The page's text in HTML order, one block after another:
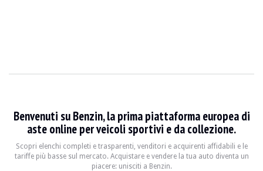
Benvenuti su Benzin, la prima piattaforma europea di
aste online per veicoli sportivi e da collezione.
Scopri elenchi completi e trasparenti, venditori e acquirenti affidabili e le
tariffe più basse sul mercato. Acquistare e vendere la tua auto diventa un
piacere: unisciti a Benzin.